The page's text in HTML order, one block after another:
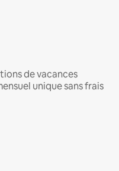
de vacances
unique sans frais